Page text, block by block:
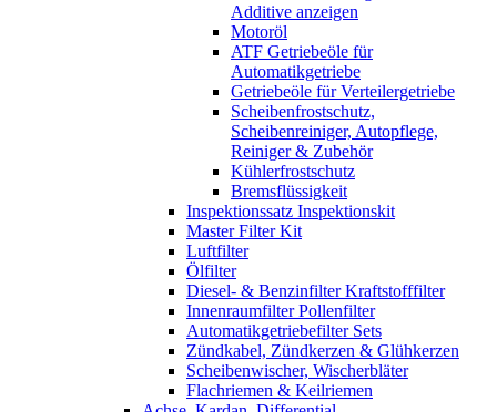
Additive anzeigen
Motoröl
ATF Getriebeöle für
Automatikgetriebe
Getriebeöle für Verteilergetriebe
Scheibenfrostschutz,
Scheibenreiniger, Autopflege,
Reiniger & Zubehör
Kühlerfrostschutz
Bremsflüssigkeit
Inspektionssatz Inspektionskit
Master Filter Kit
Luftfilter
Ölfilter
Diesel- & Benzinfilter Kraftstofffilter
Innenraumfilter Pollenfilter
Automatikgetriebefilter Sets
Zündkabel, Zündkerzen & Glühkerzen
Scheibenwischer, Wischerbläter
Flachriemen & Keilriemen